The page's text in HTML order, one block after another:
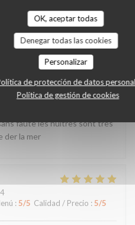
OK, aceptar todas
Denegar todas las cookies
Personalizar
de protección de datos
Política de gestión de cookies
svp Bien cordialement, P.
:5/5 Calidad / Precio:5/5
faute les huitres sont tres
der la mer
: 5/5 Calidad / Precio :5/5